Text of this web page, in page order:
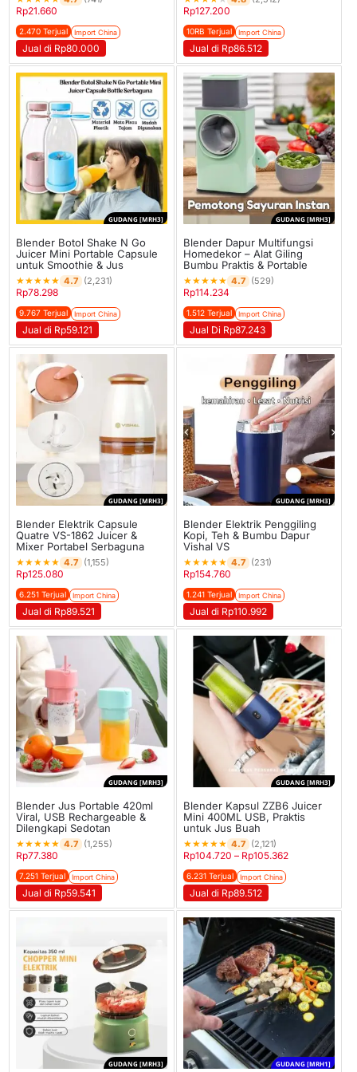
Rp21.660
2.470 Terjual Import China
Jual di Rp80.000
Rp127.200
10RB Terjual Import China
Jual di Rp86.512
GUDANG [MRH3]
Blender Botol Shake N Go
Juicer Mini Portable Capsule
untuk Smoothie & Jus
★★★★★ 4.7 (2,231)
Rp78.298
9.767 Terjual Import China
Jual di Rp59.121
GUDANG [MRH3]
Blender Dapur Multifungsi
Homedekor – Alat Giling
Bumbu Praktis & Portable
★★★★★ 4.7 (529)
Rp114.234
1.512 Terjual Import China
Jual Di Rp87.243
GUDANG [MRH3]
Blender Elektrik Capsule
Quatre VS-1862 Juicer &
Mixer Portabel Serbaguna
★★★★★ 4.7 (1,155)
Rp125.080
6.251 Terjual Import China
Jual di Rp89.521
GUDANG [MRH3]
Blender Elektrik Penggiling
Kopi, Teh & Bumbu Dapur
Vishal VS
★★★★★ 4.7 (231)
Rp154.760
1.241 Terjual Import China
Jual di Rp110.992
GUDANG [MRH3]
Blender Jus Portable 420ml
Viral, USB Rechargeable &
Dilengkapi Sedotan
★★★★★ 4.7 (1,255)
Rp77.380
7.251 Terjual Import China
Jual di Rp59.541
GUDANG [MRH3]
Blender Kapsul ZZB6 Juicer
Mini 400ML USB, Praktis
untuk Jus Buah
★★★★★ 4.7 (2,121)
Rp104.720 – Rp105.362
6.231 Terjual Import China
Jual di Rp89.512
GUDANG [MRH3] GUDANG [MRH1]